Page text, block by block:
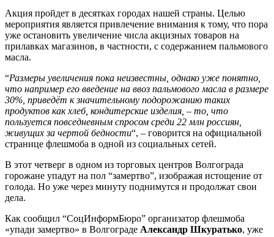
Акция пройдет в десятках городах нашей страны. Целью
мероприятия является привлечение внимания к тому, что пора
уже остановить увеличение числа акцизных товаров на
прилавках магазинов, в частности, с содержанием пальмового
масла.
“Размеры увеличения пока неизвестны, однако уже понятно,
что например его введение на ввоз пальмового масла в размере
30%, приведёт к значительному подорожанию таких
продуктов как хлеб, кондитерские изделия, – то, что
пользуется повседневным спросом среди 22 млн россиян,
живущих за чертой бедности“, – говорится на официальной
странице флешмоба в одной из социальных сетей.
В этот четверг в одном из торговых центров Волгограда
горожане упадут на пол “замертво”, изображая истощение от
голода. Но уже через минуту поднимутся и продолжат свои
дела.
Как сообщил “СоцИнформБюро” организатор флешмоба
«упади замертво» в Волгограде Александр Шкуратько, уже